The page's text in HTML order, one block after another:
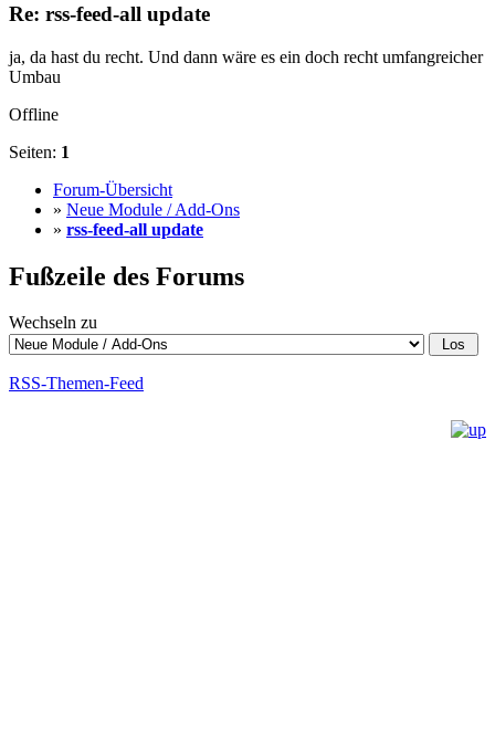
Re: rss-feed-all update
ja, da hast du recht. Und dann wäre es ein doch recht umfangreicher
Umbau
Offline
Seiten: 1
Forum-Übersicht
» Neue Module / Add-Ons
» rss-feed-all update
Fußzeile des Forums
Wechseln zu
RSS-Themen-Feed